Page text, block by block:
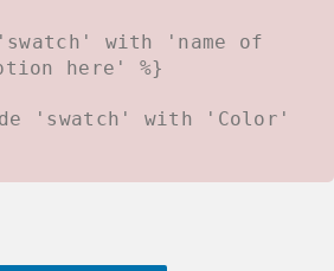
with 'name of
here' %}
'swatch' with 'Color'